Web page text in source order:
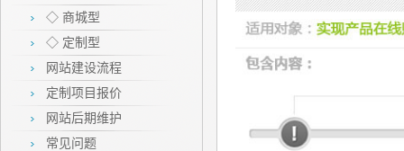
◇ 商城型
◇ 定制型
网站建设流程
定制项目报价
网站后期维护
常见问题